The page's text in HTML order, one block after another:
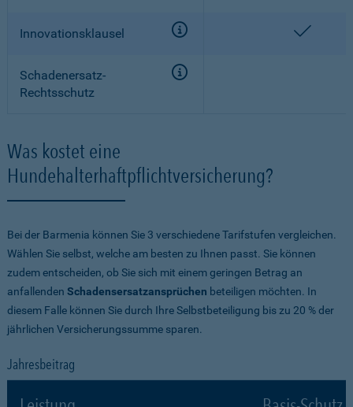
Innovationsklausel
Schadenersatz-
Rechtsschutz
Was kostet eine
Hundehalterhaftpflichtversicherung?
Bei der Barmenia können Sie 3 verschiedene Tarifstufen vergleichen.
Wählen Sie selbst, welche am besten zu Ihnen passt. Sie können
zudem entscheiden, ob Sie sich mit einem geringen Betrag an
anfallenden Schadensersatzansprüchen beteiligen möchten. In
diesem Falle können Sie durch Ihre Selbstbeteiligung bis zu 20 % der
jährlichen Versicherungssumme sparen.
Jahresbeitrag